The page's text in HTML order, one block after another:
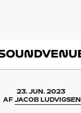
23. JUN. 2023
AFJACOB LUDVIGSEN